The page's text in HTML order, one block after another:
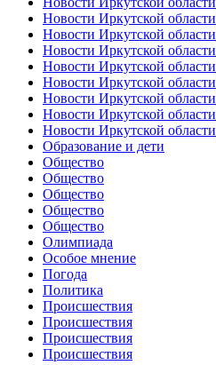
Новости Иркутской области
Новости Иркутской области
Новости Иркутской области
Новости Иркутской области
Новости Иркутской области
Новости Иркутской области
Новости Иркутской области
Новости Иркутской области
Образование и дети
Общество
Общество
Общество
Общество
Общество
Олимпиада
Особое мнение
Погода
Политика
Происшествия
Происшествия
Происшествия
Происшествия